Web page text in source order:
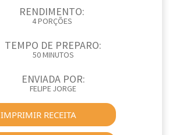
RENDIMENTO:
4 PORÇÕES
TEMPO DE PREPARO:
50 MINUTOS
ENVIADA POR:
FELIPE JORGE
IMPRIMIR RECEITA